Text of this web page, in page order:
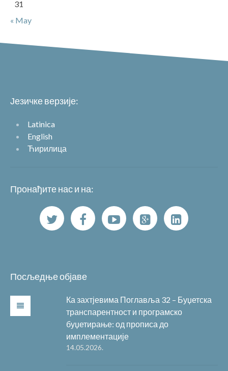
31
« May
Језичке верзије:
Latinica
English
Ћирилица
Пронађите нас и на:
Посљедње објаве
Ка захтјевима Поглавља 32 – Буџетска
транспарентност и програмско
буџетирање: од прописа до
имплементације
14.05.2026.